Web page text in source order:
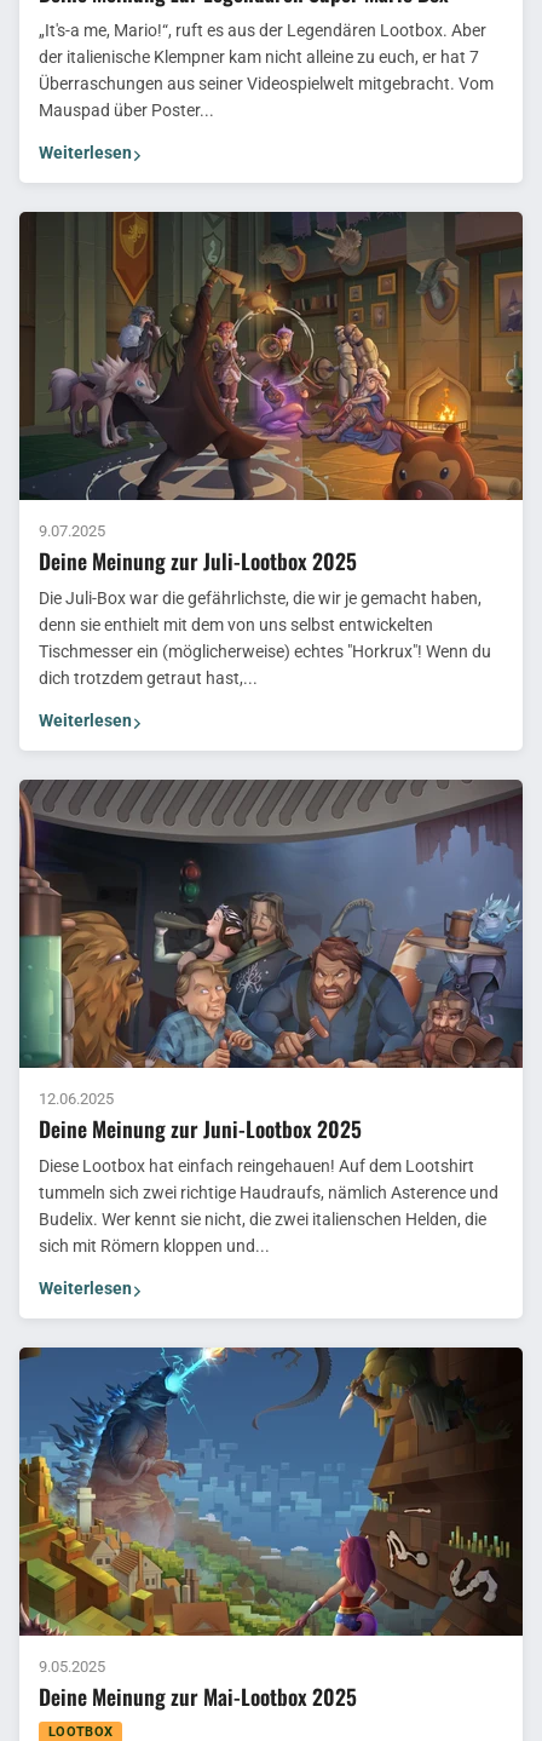
„It's-a me, Mario!“, ruft es aus der Legendären Lootbox. Aber
der italienische Klempner kam nicht alleine zu euch, er hat 7
Überraschungen aus seiner Videospielwelt mitgebracht. Vom
Mauspad über Poster...
Weiterlesen
9.07.2025
Deine Meinung zur Juli-Lootbox 2025
Die Juli-Box war die gefährlichste, die wir je gemacht haben,
denn sie enthielt mit dem von uns selbst entwickelten
Tischmesser ein (möglicherweise) echtes "Horkrux"! Wenn du
dich trotzdem getraut hast,...
Weiterlesen
12.06.2025
Deine Meinung zur Juni-Lootbox 2025
Diese Lootbox hat einfach reingehauen! Auf dem Lootshirt
tummeln sich zwei richtige Haudraufs, nämlich Asterence und
Budelix. Wer kennt sie nicht, die zwei italienschen Helden, die
sich mit Römern kloppen und...
Weiterlesen
9.05.2025
Deine Meinung zur Mai-Lootbox 2025
LOOTBOX